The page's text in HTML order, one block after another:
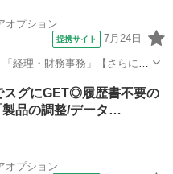
オプション
提携サイト 7月24日
経理・財務事務」【さらにス
業20H未満♪高！ 【コメ
か
スグにGET◎履歴書不要の
品の調整/データ…
オプション